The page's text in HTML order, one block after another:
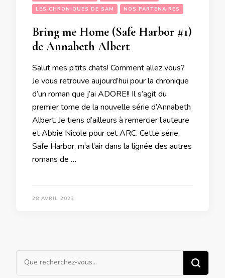
LES CHRONIQUES DE SAM NOS PARTENAIRES
Bring me Home (Safe Harbor #1)
de Annabeth Albert
Salut mes p’tits chats! Comment allez vous?
Je vous retrouve aujourd’hui pour la chronique
d’un roman que j’ai ADORE!! Il s’agit du
premier tome de la nouvelle série d’Annabeth
Albert. Je tiens d’ailleurs à remercier l’auteure
et Abbie Nicole pour cet ARC. Cette série,
Safe Harbor, m’a l’air dans la lignée des autres
romans de …
28 AVRIL 2023
Vous